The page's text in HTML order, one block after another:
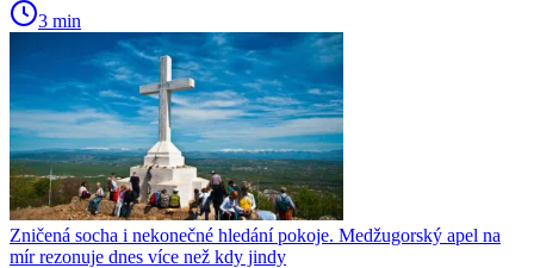
3 min
Zničená socha i nekonečné hledání pokoje. Medžugorský apel na
mír rezonuje dnes více než kdy jindy